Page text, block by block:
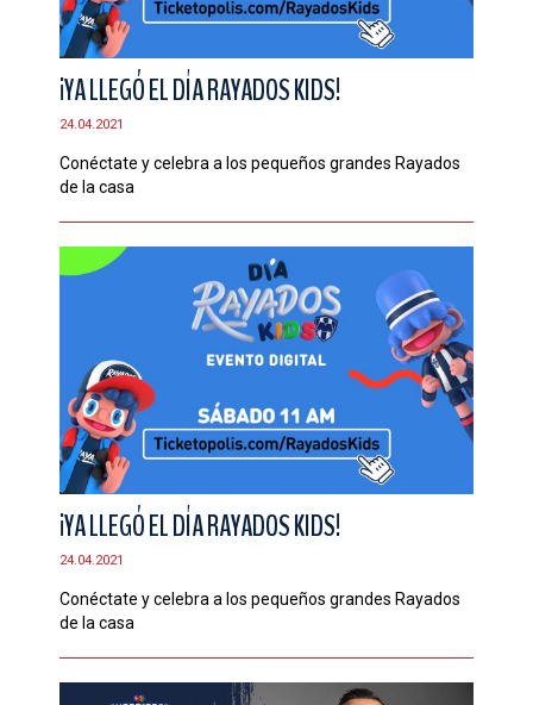
¡YA LLEGÓ EL DÍA RAYADOS KIDS!
24.04.2021
Conéctate y celebra a los pequeños grandes Rayados
de la casa
¡YA LLEGÓ EL DÍA RAYADOS KIDS!
24.04.2021
Conéctate y celebra a los pequeños grandes Rayados
de la casa